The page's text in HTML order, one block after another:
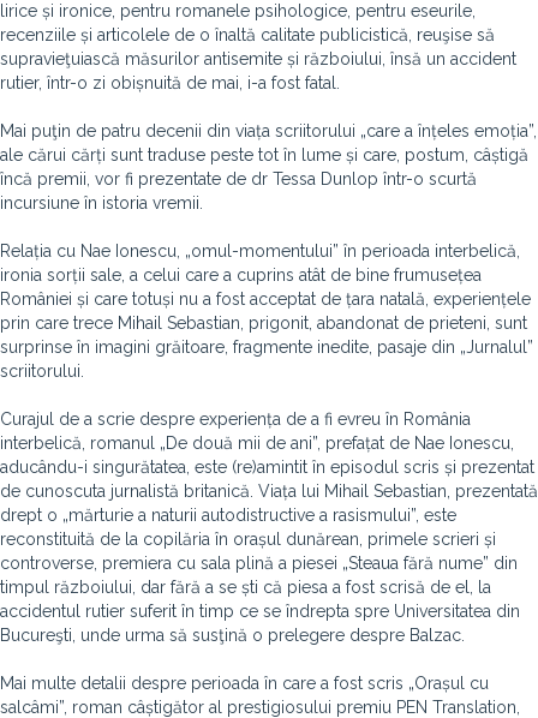
lirice și ironice, pentru romanele psihologice, pentru eseurile,
recenziile și articolele de o înaltă calitate publicistică, reuşise să
supravieţuiască măsurilor antisemite și războiului, însă un accident
rutier, într-o zi obișnuită de mai, i-a fost fatal.
Mai puţin de patru decenii din viața scriitorului „care a înțeles emoția”,
ale cărui cărți sunt traduse peste tot în lume și care, postum, câștigă
încă premii, vor fi prezentate de dr Tessa Dunlop într-o scurtă
incursiune în istoria vremii.
Relația cu Nae Ionescu, „omul-momentului” în perioada interbelică,
ironia sorții sale, a celui care a cuprins atât de bine frumusețea
României și care totuși nu a fost acceptat de țara natală, experiențele
prin care trece Mihail Sebastian, prigonit, abandonat de prieteni, sunt
surprinse în imagini grăitoare, fragmente inedite, pasaje din „Jurnalul”
scriitorului.
Curajul de a scrie despre experiența de a fi evreu în România
interbelică, romanul „De două mii de ani”, prefațat de Nae Ionescu,
aducându-i singurătatea, este (re)amintit în episodul scris și prezentat
de cunoscuta jurnalistă britanică. Viața lui Mihail Sebastian, prezentată
drept o „mărturie a naturii autodistructive a rasismului”, este
reconstituită de la copilăria în orașul dunărean, primele scrieri și
controverse, premiera cu sala plină a piesei „Steaua fără nume” din
timpul războiului, dar fără a se ști că piesa a fost scrisă de el, la
accidentul rutier suferit în timp ce se îndrepta spre Universitatea din
Bucureşti, unde urma să susţină o prelegere despre Balzac.
Mai multe detalii despre perioada în care a fost scris „Orașul cu
salcâmi”, roman câștigător al prestigiosului premiu PEN Translation,